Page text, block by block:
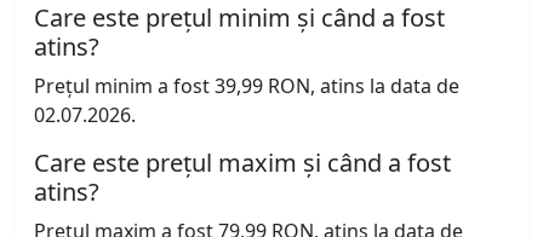
Care este prețul minim și când a fost
atins?
Prețul minim a fost 39,99 RON, atins la data de
02.07.2026.
Care este prețul maxim și când a fost
atins?
Prețul maxim a fost 79,99 RON, atins la data de